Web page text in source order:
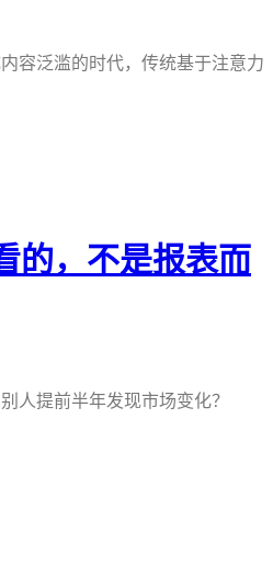
容泛滥的时代，传统基于注意力
的，不是报表而
人提前半年发现市场变化？